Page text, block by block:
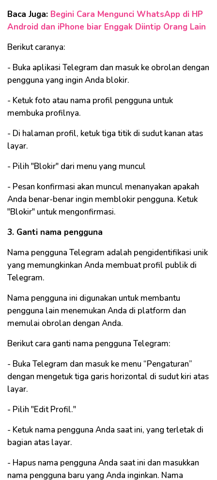
Baca Juga: Begini Cara Mengunci WhatsApp di HP
Android dan iPhone biar Enggak Diintip Orang Lain
Berikut caranya:
- Buka aplikasi Telegram dan masuk ke obrolan dengan
pengguna yang ingin Anda blokir.
- Ketuk foto atau nama profil pengguna untuk
membuka profilnya.
- Di halaman profil, ketuk tiga titik di sudut kanan atas
layar.
- Pilih "Blokir" dari menu yang muncul
- Pesan konfirmasi akan muncul menanyakan apakah
Anda benar-benar ingin memblokir pengguna. Ketuk
"Blokir" untuk mengonfirmasi.
3. Ganti nama pengguna
Nama pengguna Telegram adalah pengidentifikasi unik
yang memungkinkan Anda membuat profil publik di
Telegram.
Nama pengguna ini digunakan untuk membantu
pengguna lain menemukan Anda di platform dan
memulai obrolan dengan Anda.
Berikut cara ganti nama pengguna Telegram:
- Buka Telegram dan masuk ke menu “Pengaturan”
dengan mengetuk tiga garis horizontal di sudut kiri atas
layar.
- Pilih "Edit Profil."
- Ketuk nama pengguna Anda saat ini, yang terletak di
bagian atas layar.
- Hapus nama pengguna Anda saat ini dan masukkan
nama pengguna baru yang Anda inginkan. Nama